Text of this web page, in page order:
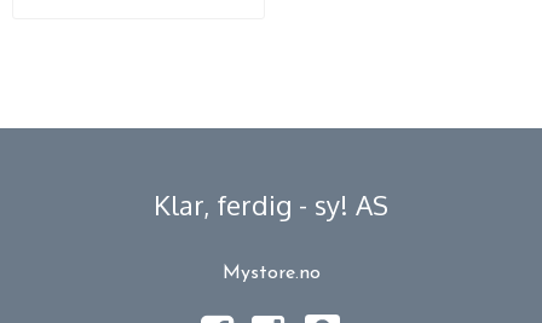
Klar, ferdig - sy! AS
Mystore.no